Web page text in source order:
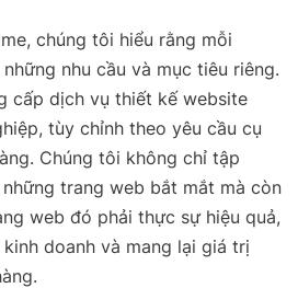
chúng tôi hiểu rằng mỗi
nhu cầu và mục tiêu riêng.
cấp dịch vụ thiết kế website
tùy chỉnh theo yêu cầu cụ
Chúng tôi không chỉ tập
trang web bắt mắt mà còn
web đó phải thực sự hiệu quả,
doanh và mang lại giá trị